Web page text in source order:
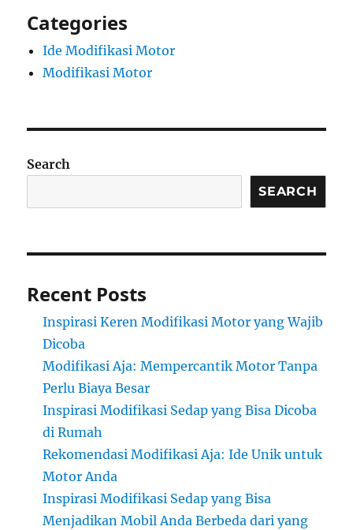
Categories
Ide Modifikasi Motor
Modifikasi Motor
Search
SEARCH
Recent Posts
Inspirasi Keren Modifikasi Motor yang Wajib
Dicoba
Modifikasi Aja: Mempercantik Motor Tanpa
Perlu Biaya Besar
Inspirasi Modifikasi Sedap yang Bisa Dicoba
di Rumah
Rekomendasi Modifikasi Aja: Ide Unik untuk
Motor Anda
Inspirasi Modifikasi Sedap yang Bisa
Menjadikan Mobil Anda Berbeda dari yang